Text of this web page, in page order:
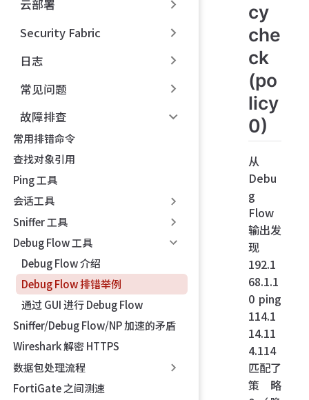
云部署
Security Fabric
日志
常见问题
故障排查
常用排错命令
查找对象引用
Ping 工具
会话工具
Sniffer 工具
Debug Flow 工具
Debug Flow 介绍
Debug Flow 排错举例
通过 GUI 进行 Debug Flow
Sniffer/Debug Flow/NP 加速的矛盾
Wireshark 解密 HTTPS
数据包处理流程
FortiGate 之间测速
cy
che
ck
(po
licy
0)
从
Debu
g
Flow
输出发
现
192.1
68.1.1
0 ping
114.1
14.11
4.114
匹配了
策略